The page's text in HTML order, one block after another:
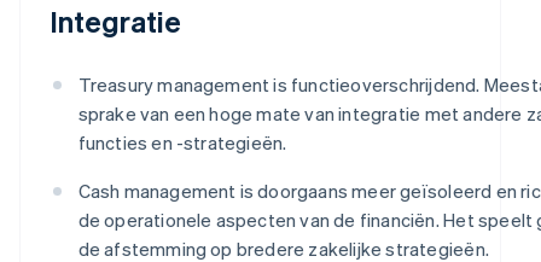
Integratie
Treasury management is functieoverschrijdend.
sprake van een hoge mate van integratie met andere
functies en -strategieën.
Cash management is doorgaans meer geïsoleerd en
de operationele aspecten van de financiën. Het speelt
de afstemming op bredere zakelijke strategieën.